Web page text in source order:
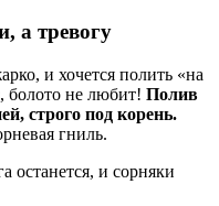
а тревогу
и хочется полить «на
болото не любит! Полив
строго под корень.
гниль.
останется, и сорняки